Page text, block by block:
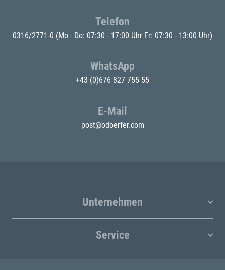
Telefon
0316/2771-0 (Mo - Do: 07:30 - 17:00 Uhr Fr: 07:30 - 13:00 Uhr)
WhatsApp
+43 (0)676 827 755 55
E-Mail
post@odoerfer.com
Unternehmen
Service